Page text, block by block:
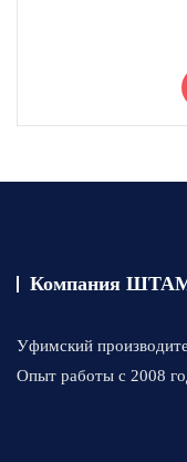
Компания
Уфимский
Опыт работы с 2008